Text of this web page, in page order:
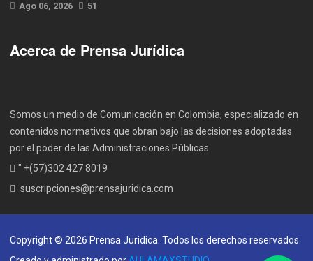
Ago 06, 2026 51
Acerca de Prensa Jurídica
Somos un medio de Comunicación en Colombia, especializado en
contenidos normativos que obran bajo las decisiones adoptadas
por el poder de las Administraciones Públicas.
" +(57)302 427 8019
suscripciones@prensajuridica.com
Copyright © 2026 Prensa Juridica. Todos los derechos reservados.